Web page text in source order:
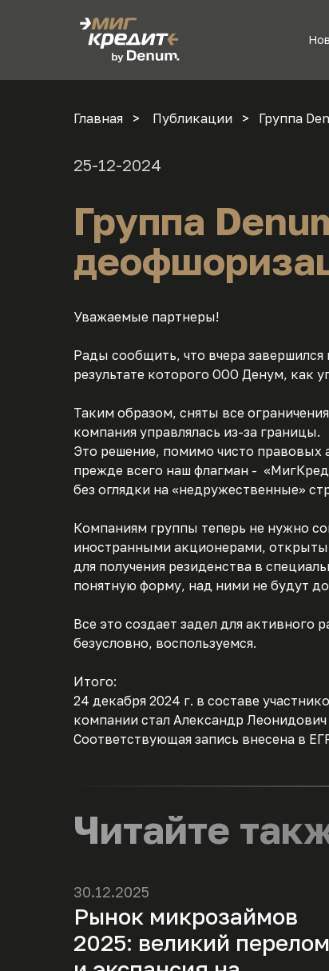
Главная Публикации Группа
25-12-2024
Группа
Уважаемые партнеры!
Рады сообщить, что вчера
результате которого ООО Денум, как
Таким образом, сняты все
компания управлялась из-за границы.
Это решение, помимо чисто правовых
прежде всего наш флагман -
без оглядки на «недружественные»
Компаниям группы теперь не нужно
иностранными акционерами, открыты
для получения резиденства в
понятную форму, над ними не будут
Все это создает задел для
безусловно, воспользуемся.
Итого:
24 декабря 2024 г. в составе
компании стал Александр
Соответствующая запись внесена в
Читайте
30.12.2025
Рынок микрозаймов
2025: великий перелом